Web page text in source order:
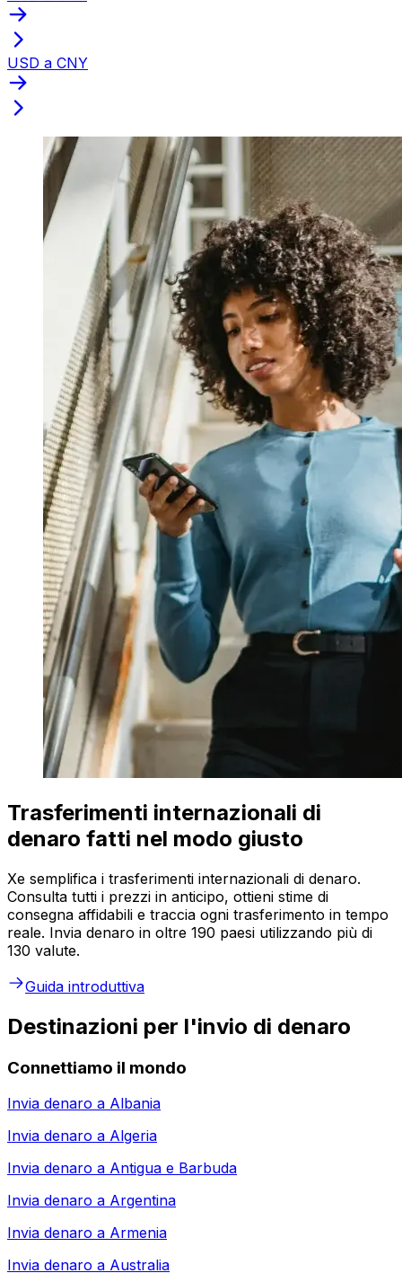
USD a CNY
Trasferimenti internazionali di
denaro fatti nel modo giusto
Xe semplifica i trasferimenti internazionali di denaro.
Consulta tutti i prezzi in anticipo, ottieni stime di
consegna affidabili e traccia ogni trasferimento in tempo
reale. Invia denaro in oltre 190 paesi utilizzando più di
130 valute.
Guida introduttiva
Destinazioni per l'invio di denaro
Connettiamo il mondo
Invia denaro a Albania
Invia denaro a Algeria
Invia denaro a Antigua e Barbuda
Invia denaro a Argentina
Invia denaro a Armenia
Invia denaro a Australia